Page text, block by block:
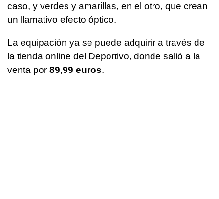
caso, y verdes y amarillas, en el otro, que crean
un llamativo efecto óptico.
La equipación ya se puede adquirir a través de
la tienda online del Deportivo, donde salió a la
venta por 89,99 euros.